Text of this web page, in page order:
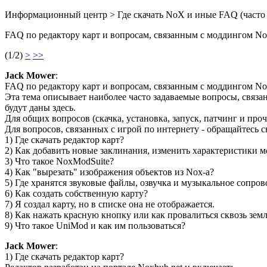
Информационный центр > Где скачать NoX и иные FAQ
FAQ по редактору карт и вопросам, связанным с моддингом
(1/2) > >>
Jack Mower:
FAQ по редактору карт и вопросам, связанным с моддингом
Эта тема описывает наиболее часто задаваемые вопросы,
будут даны здесь.
Для общих вопросов (скачка, установка, запуск, патчинг и
Для вопросов, связанных с игрой по интернету -
1) Где скачать редактор карт?
2) Как добавить новые заклинания, изменить характеристики
3) Что такое NoxModSuite?
4) Как "вырезать" изображения объектов из Nox-а?
5) Где хранятся звуковые файлы, озвучка и музыкальное
6) Как создать собственную карту?
7) Я создал карту, но в списке она не отображается.
8) Как нажать красную кнопку или как провалиться сквозь
9) Что такое UniMod и как им пользоваться?
Jack Mower:
1) Где скачать редактор карт?